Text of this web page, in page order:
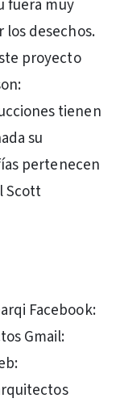
fuera muy
los desechos.
proyecto
tienen
su
pertenecen
Scott
Facebook:
Gmail: